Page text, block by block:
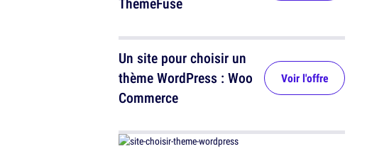
Un site pour choisir un
thème WordPress : Woo
Commerce
Voir l'offre